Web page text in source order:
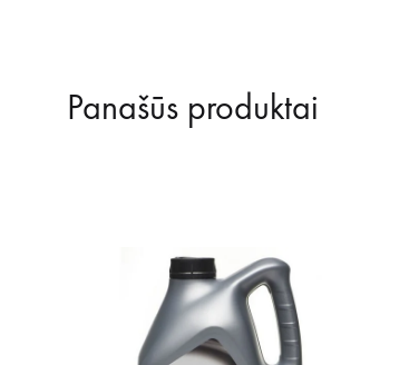
Panašūs produktai